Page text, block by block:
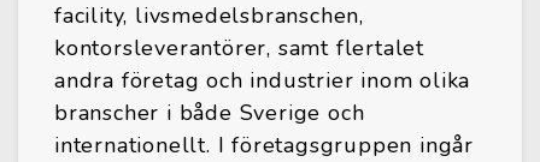
facility, livsmedelsbranschen,
kontorsleverantörer, samt flertalet
andra företag och industrier inom olika
branscher i både Sverige och
internationellt. I företagsgruppen ingår